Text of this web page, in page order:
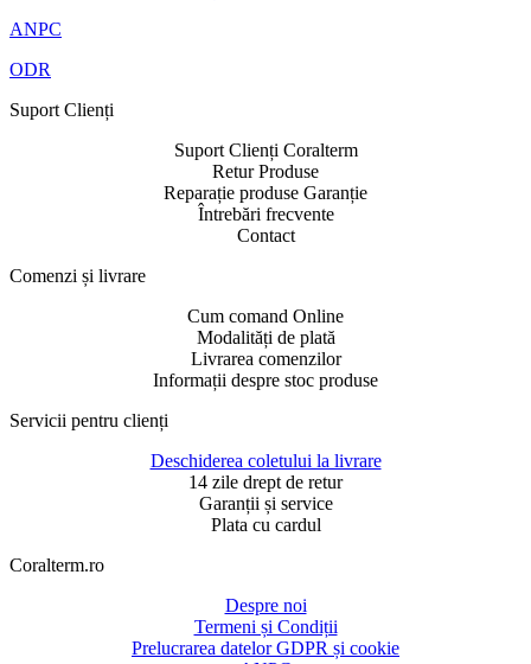
ANPC
ODR
Suport Clienți​
Suport Clienți Coralterm
Retur Produse
Reparație produse Garanție
Întrebări frecvente
Contact
Comenzi și livrare​
Cum comand Online
Modalități de plată
Livrarea comenzilor
Informații despre stoc produse
Servicii pentru clienți​
Deschiderea coletului la livrare
14 zile drept de retur
Garanții și service
Plata cu cardul
Coralterm.ro​
Despre noi
Termeni și Condiții
Prelucrarea datelor GDPR și cookie